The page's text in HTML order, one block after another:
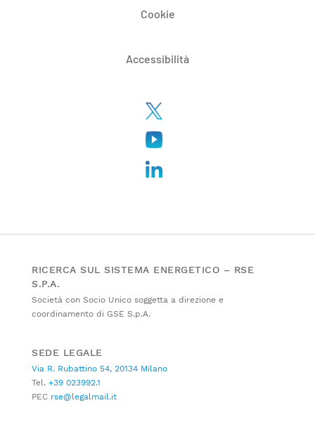
Cookie
Accessibilità
RICERCA SUL SISTEMA ENERGETICO – RSE
S.P.A.
Società con Socio Unico soggetta a direzione e
coordinamento di GSE S.p.A.
SEDE LEGALE
Via R. Rubattino 54, 20134 Milano
Tel. +39 023992.1
PEC rse@legalmail.it